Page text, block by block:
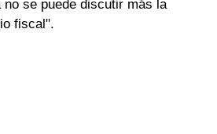
no se puede discutir más la
fiscal".